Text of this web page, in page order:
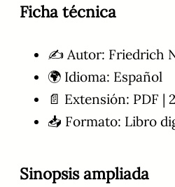
Ficha técnica
✍️ Autor: Friedrich
🌍 Idioma: Español
📄 Extensión: PDF |
📥 Formato: Libro
Sinopsis ampliada